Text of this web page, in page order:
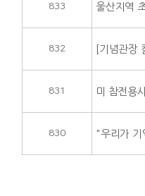
833 울산지역
832 [기념관
831 미 참전용
830 "우리가